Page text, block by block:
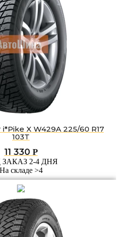
X W429A 225/60 R17
103T
11 330 Р
2-4 ДНЯ
На складе >4